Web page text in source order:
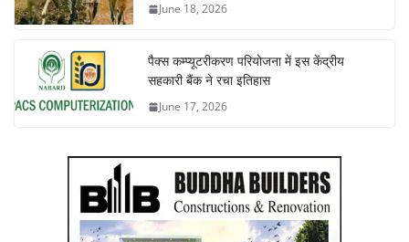
June 18, 2026
पैक्स कम्प्यूटरीकरण परियोजना में इस केंद्रीय
सहकारी बैंक ने रचा इतिहास
June 17, 2026